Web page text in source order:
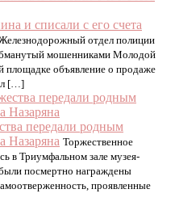
и списали с его счета
отдел полиции
мошенниками Молодой
площадке объявление о продаже
[…]
передали родным
Назаряна Торжественное
в Триумфальном зале музея-
посмертно награждены
проявленные